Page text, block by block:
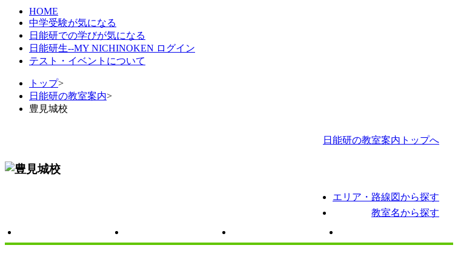
HOME
中学受験が気になる
日能研での学びが気になる
日能研生--MY NICHINOKEN ログイン
テスト・イベントについて
トップ>
日能研の教室案内>
豊見城校
日能研の教室案内トップへ
エリア・路線図から探す
教室名から探す